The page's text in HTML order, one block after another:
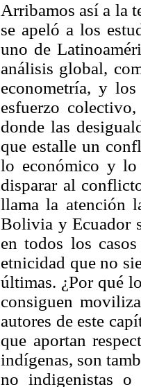
Arribamos así a la
se apeló a los
uno de
análisis global,
econometría, y
esfuerzo
donde las
que estalle un
lo económico y lo
disparar al
llama la atención
Bolivia y Ecuador
en todos los
etnicidad que no
últimas. ¿Por qué
consiguen
autores de este
que aportan
indígenas, son
no indigenistas o